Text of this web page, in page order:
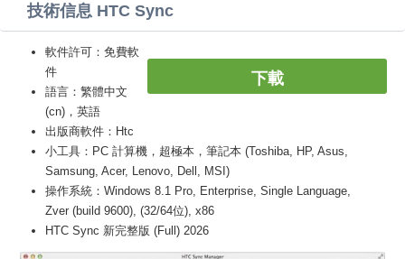
技術信息 HTC Sync
下載
軟件許可：免費軟
件
語言：繁體中文
(cn)，英語
出版商軟件：Htc
小工具：PC 計算機，超極本，筆記本 (Toshiba, HP, Asus,
Samsung, Acer, Lenovo, Dell, MSI)
操作系統：Windows 8.1 Pro, Enterprise, Single Language,
Zver (build 9600), (32/64位), x86
HTC Sync 新完整版 (Full) 2026